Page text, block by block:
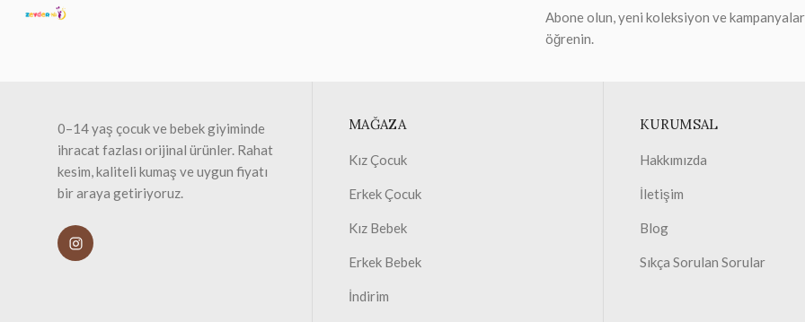
Abone olun, yeni koleksiyon ve
öğrenin.
0–14 yaş çocuk ve bebek giyiminde
ihracat fazlası orijinal ürünler. Rahat
kesim, kaliteli kumaş ve uygun fiyatı
bir araya getiriyoruz.
MAĞAZA
Kız Çocuk
Erkek Çocuk
Kız Bebek
Erkek Bebek
İndirim
KURUMSAL
Hakkımızda
İletişim
Blog
Sıkça Sorulan Sorular